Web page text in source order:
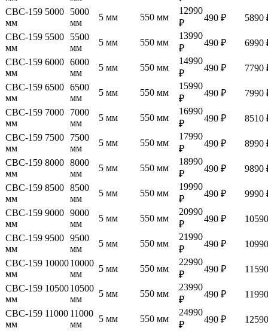
СВС-159 5000
мм
5000
мм
5 мм 550 мм
12990
₽
490 ₽
5890
СВС-159 5500
мм
5500
мм
5 мм 550 мм
13990
₽
490 ₽
6990
СВС-159 6000
мм
6000
мм
5 мм 550 мм
14990
₽
490 ₽
7790
СВС-159 6500
мм
6500
мм
5 мм 550 мм
15990
₽
490 ₽
7990
СВС-159 7000
мм
7000
мм
5 мм 550 мм
16990
₽
490 ₽
8510
СВС-159 7500
мм
7500
мм
5 мм 550 мм
17990
₽
490 ₽
8990
СВС-159 8000
мм
8000
мм
5 мм 550 мм
18990
₽
490 ₽
9890
СВС-159 8500
мм
8500
мм
5 мм 550 мм
19990
₽
490 ₽
9990
СВС-159 9000
мм
9000
мм
5 мм 550 мм
20990
₽
490 ₽
СВС-159 9500
мм
9500
мм
5 мм 550 мм
21990
₽
490 ₽
СВС-159 10000
мм
10000
мм
5 мм 550 мм
22990
₽
490 ₽
СВС-159 10500
мм
10500
мм
5 мм 550 мм
23990
₽
490 ₽
СВС-159 11000
мм
11000
мм
5 мм 550 мм
24990
₽
490 ₽